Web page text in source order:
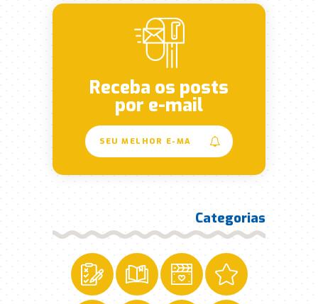
Receba os posts
por e-mail
Categorias